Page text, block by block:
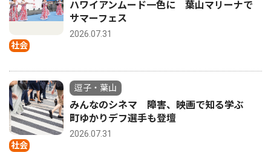
社会
ハワイアンムード一色に 葉山マリーナで
サマーフェス
2026.07.31
社会
逗子・葉山
みんなのシネマ 障害、映画で知る学ぶ
町ゆかりデフ選手も登壇
2026.07.31